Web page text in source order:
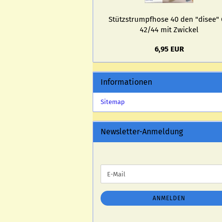
Stütz­strumpf­ho­se 40 den "disee"
42/44 mit Zwi­ckel
6,95 EUR
Informationen
Sitemap
Newsletter-Anmeldung
ZUR
ANMELDUNG
E-
Mail
ANMELDEN